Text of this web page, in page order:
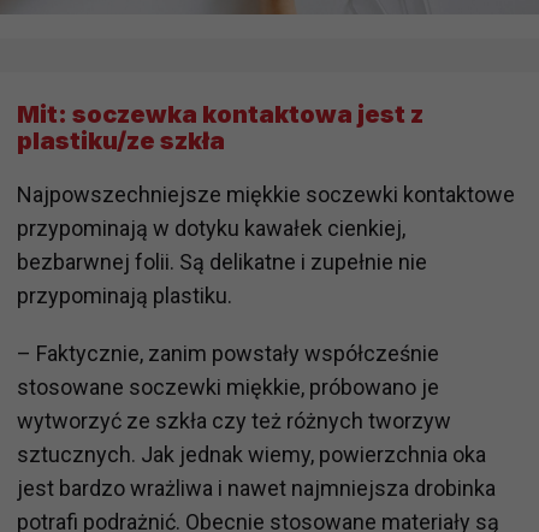
Mit: soczewka kontaktowa jest z
plastiku/ze szkła
Najpowszechniejsze miękkie soczewki kontaktowe
przypominają w dotyku kawałek cienkiej,
bezbarwnej folii. Są delikatne i zupełnie nie
przypominają plastiku.
– Faktycznie, zanim powstały współcześnie
stosowane soczewki miękkie, próbowano je
wytworzyć ze szkła czy też różnych tworzyw
sztucznych. Jak jednak wiemy, powierzchnia oka
jest bardzo wrażliwa i nawet najmniejsza drobinka
potrafi podrażnić. Obecnie stosowane materiały są